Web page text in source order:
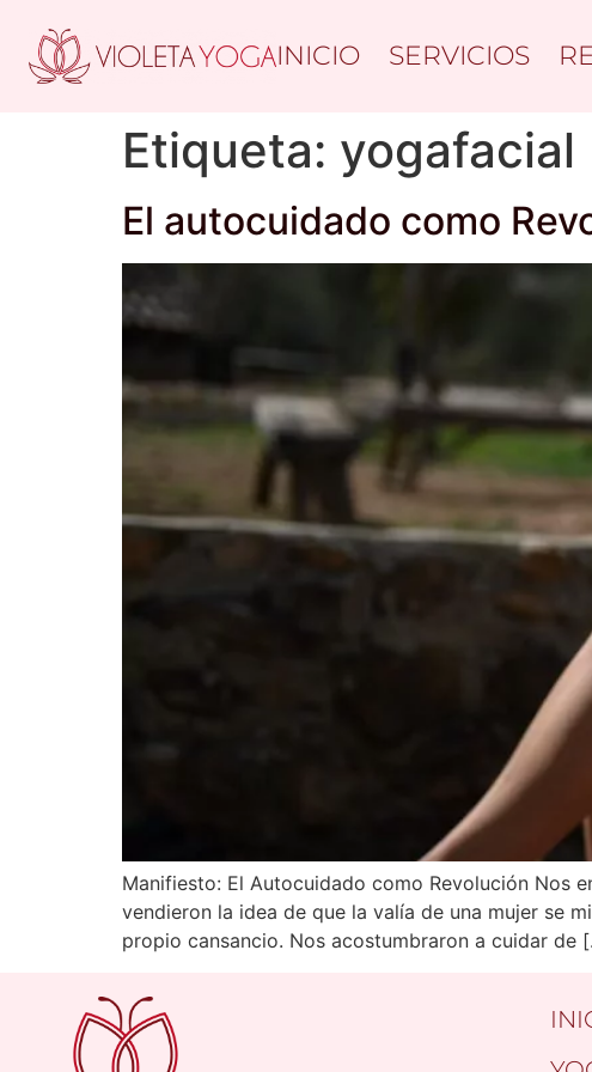
INICIO SERVICIOS
Etiqueta: yogafacial
El autocuidado como
Manifiesto: El Autocuidado como Revolución Nos
vendieron la idea de que la valía de una mujer se
propio cansancio. Nos acostumbraron a cuidar de